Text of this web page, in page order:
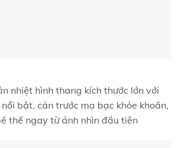
nhiệt hình thang kích thước lớn với
bật, cản trước mạ bạc khỏe khoắn,
thế ngay từ ánh nhìn đầu tiên